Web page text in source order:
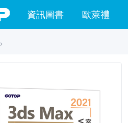
資訊圖書 歐萊禮
›